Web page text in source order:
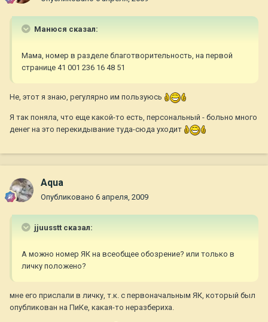
Манюся сказал:
Мама, номер в разделе благотворительность, на первой
странице 41 001 236 16 48 51
Не, этот я знаю, регулярно им пользуюсь
Я так поняла, что еще какой-то есть, персональный - больно много
денег на это перекидывание туда-сюда уходит
Aqua
Опубликовано 6 апреля, 2009
jjuusstt сказал:
А можно номер ЯК на всеобщее обозрение? или только в
личку положено?
мне его прислали в личку, т.к. с первоначальным ЯК, который был
опубликован на ПиКе, какая-то неразбериха.